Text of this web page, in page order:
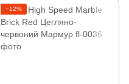
−12%